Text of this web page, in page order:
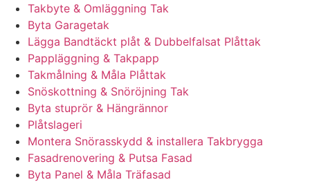
Takbyte & Omläggning Tak
Byta Garagetak
Lägga Bandtäckt plåt & Dubbelfalsat Plåttak
Pappläggning & Takpapp
Takmålning & Måla Plåttak
Snöskottning & Snöröjning Tak
Byta stuprör & Hängrännor
Plåtslageri
Montera Snörasskydd & installera Takbrygga
Fasadrenovering & Putsa Fasad
Byta Panel & Måla Träfasad